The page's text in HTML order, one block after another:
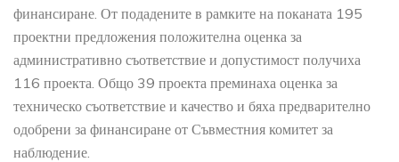
финансиране. От подадените в рамките на поканата 195
проектни предложения положителна оценка за
административно съответствие и допустимост получиха
116 проекта. Общо 39 проекта преминаха оценка за
техническо съответствие и качество и бяха предварително
одобрени за финансиране от Съвместния комитет за
наблюдение.